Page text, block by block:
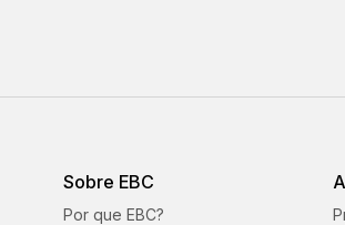
Sobre EBC
Por que EBC?